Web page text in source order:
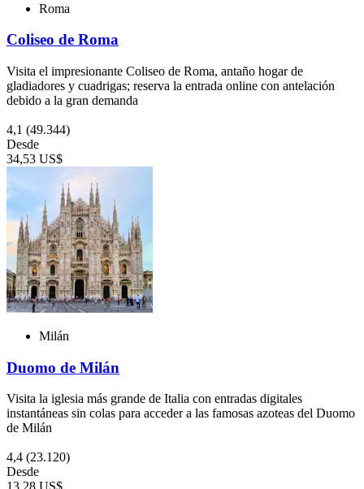
Roma
Coliseo de Roma
Visita el impresionante Coliseo de Roma, antaño hogar de
gladiadores y cuadrigas; reserva la entrada online con antelación
debido a la gran demanda
4,1 (49.344)
Desde
34,53 US$
Milán
Duomo de Milán
Visita la iglesia más grande de Italia con entradas digitales
instantáneas sin colas para acceder a las famosas azoteas del Duomo
de Milán
4,4 (23.120)
Desde